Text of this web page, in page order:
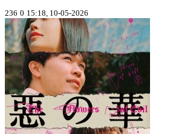
236 0 15:18, 10-05-2026